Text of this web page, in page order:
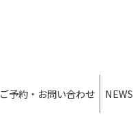
ご予約・お問い合わせ NEWS